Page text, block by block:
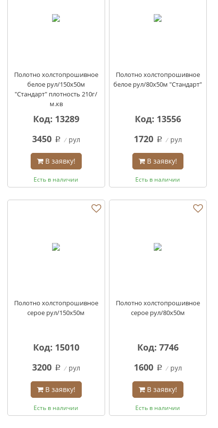
Полотно холстопрошивное
белое рул/150х50м
"Стандарт" плотность 210г/
м.кв
Код: 13289
3450 q рул
В заявку!
Есть в наличии
Полотно холстопрошивное
белое рул/80х50м "Стандарт"
Код: 13556
1720 q рул
В заявку!
Есть в наличии
Полотно холстопрошивное
серое рул/150х50м
Код: 15010
3200 q рул
В заявку!
Есть в наличии
Полотно холстопрошивное
серое рул/80х50м
Код: 7746
1600 q рул
В заявку!
Есть в наличии